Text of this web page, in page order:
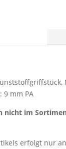
9 mm PA
im
erfolgt nur